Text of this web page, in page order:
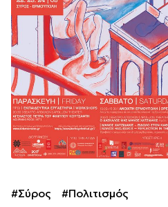
#Σύρος
#Πολιτισμός